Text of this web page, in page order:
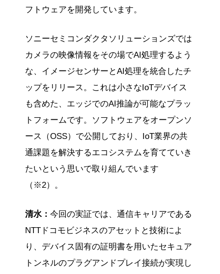
フトウェアを開発しています。
ソニーセミコンダクタソリューションズでは
カメラの映像情報をその場でAI処理するよう
な、イメージセンサーとAI処理を統合したチ
ップをリリース。これは小さなIoTデバイス
も含めた、エッジでのAI推論が可能なプラッ
トフォームです。ソフトウェアをオープンソ
ース（OSS）で公開しており、IoT業界の共
通課題を解決するエコシステムを育てていき
たいという思いで取り組んでいます
（※2）。
清水： 今回の実証では、通信キャリアである
NTTドコモビジネスのアセットと技術によ
り、デバイス固有の証明書を用いたセキュア
トンネルのプラグアンドプレイ接続が実現し